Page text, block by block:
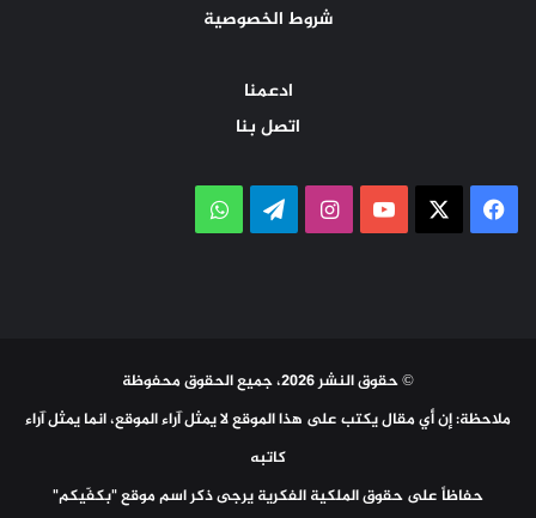
شروط الخصوصية
ادعمنا
اتصل بنا
فيسبوك ‫YouTubeانستقرامتيلقرامواتساب
© حقوق النشر 2026، جميع الحقوق محفوظة
ملاحظة: إن أي مقال يكتب على هذا الموقع لا يمثل آراء الموقع، انما يمثل آراء
كاتبه
حفاظاً على حقوق الملكية الفكرية يرجى ذكر اسم موقع "بكفّيكم"